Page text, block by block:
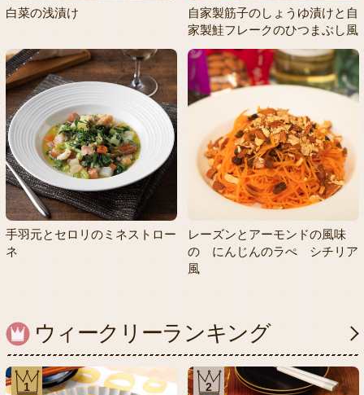
白菜の浅漬け
自家製筋子のしょうゆ漬けと自
家製鮭フレークのひつまぶし風
手羽元とセロリのミネストロー
ネ
レーズンとアーモンドの風味
の にんじんのラぺ シチリア
風
ウィークリーランキング
1 2